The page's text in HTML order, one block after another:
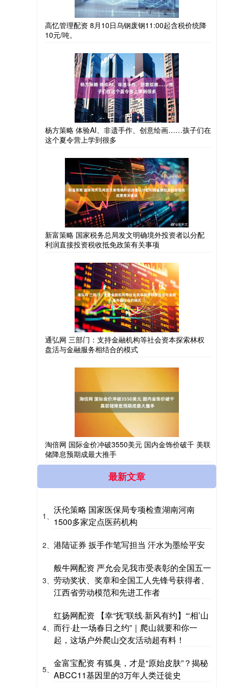
高忆管理配资 8月10日乌钢废钢11:00起含税价统降
10元/吨。
杨方策略 体验AI、非遗手作、创意绘画……孩子们在
这个夏令营上学到很多
新富策略 国家税务总局发文明确境外投资者以分配
利润直接投资税收抵免政策有关事项
通弘网 三部门：支持金融机构等社会资本探索林权
盘活与金融服务相结合的模式
淘倍网 国际金价冲破3550美元 国内金饰价破千 美联
储降息预期成最大推手
最新文章
1、
沃伦策略 国家医保局专项检查湖南河南
1500多家定点医药机构
2、 港陆证券 扳手作笔写担当 汗水为墨绘平安
3、
般牛网配资 严允会见我市受表彰的全国五一
劳动奖状、奖章和全国工人先锋号获得者、
江西省劳动模范和先进工作者
4、
红扬网配资 【幸“抚”联线·新风有约】“‘相’山
而行·赴一场春日之约”｜爬山就要和你一
起，这场户外爬山交友活动超有料！
5、
金富宝配资 有狐臭，才是“原始皮肤”？揭秘
ABCC11基因里的3万年人类迁徙史